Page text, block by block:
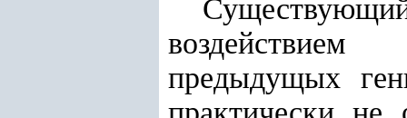
воздействием
предыдущых